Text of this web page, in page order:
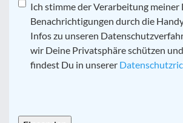
Datenschutz*
Ich stimme der Verarbeitung meiner
Benachrichtigungen durch die
Infos zu unseren
wir Deine Privatsphäre schützen
findest Du in unserer